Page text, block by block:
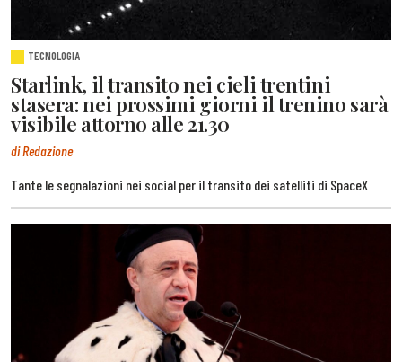
TECNOLOGIA
Starlink, il transito nei cieli trentini
stasera: nei prossimi giorni il trenino sarà
visibile attorno alle 21.30
di Redazione
Tante le segnalazioni nei social per il transito dei satelliti di SpaceX